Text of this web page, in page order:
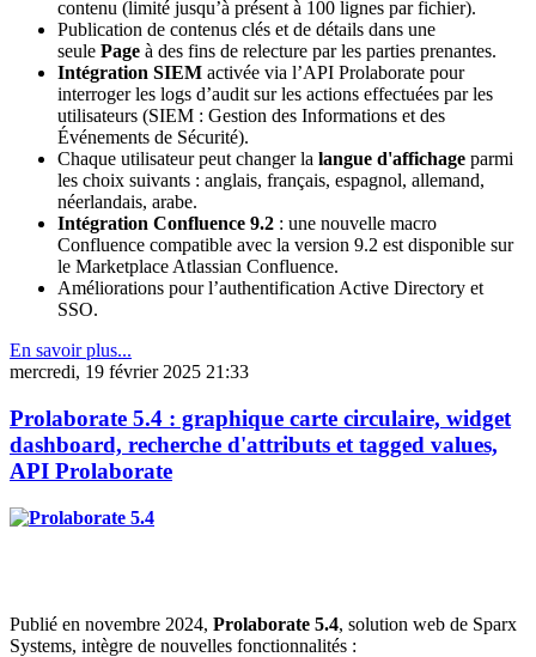
contenu (limité jusqu’à présent à 100 lignes par fichier).
Publication de contenus clés et de détails dans une
seule Page à des fins de relecture par les parties prenantes.
Intégration SIEM activée via l’API Prolaborate pour
interroger les logs d’audit sur les actions effectuées par les
utilisateurs (SIEM : Gestion des Informations et des
Événements de Sécurité).
Chaque utilisateur peut changer la langue d'affichage parmi
les choix suivants : anglais, français, espagnol, allemand,
néerlandais, arabe.
Intégration Confluence 9.2 : une nouvelle macro
Confluence compatible avec la version 9.2 est disponible sur
le Marketplace Atlassian Confluence.
Améliorations pour l’authentification Active Directory et
SSO.
En savoir plus...
mercredi, 19 février 2025 21:33
Prolaborate 5.4 : graphique carte circulaire, widget
dashboard, recherche d'attributs et tagged values,
API Prolaborate
Publié en novembre 2024, Prolaborate 5.4, solution web de Sparx
Systems, intègre de nouvelles fonctionnalités :